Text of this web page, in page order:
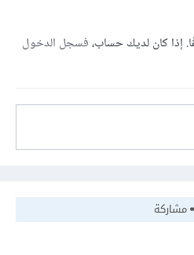
إذا كان لديك حساب،فسجل الدخول
مشاركة